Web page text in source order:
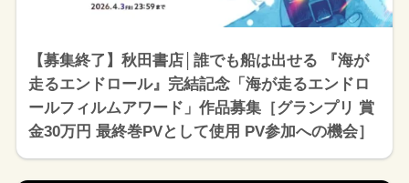
【募集終了】秋田書店│誰でも船は出せる 『海が
走るエンドロール』完結記念「海が走るエンドロ
ールフィルムアワード」作品募集［グランプリ 賞
金30万円 最終巻PVとして使用 PV参加への機会］